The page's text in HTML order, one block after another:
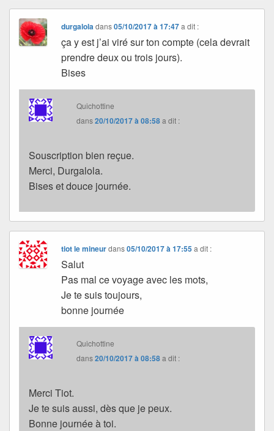
durgalola dans05/10/2017 à 17:47 a dit :
ça y est j’ai viré sur ton compte (cela devrait
prendre deux ou trois jours).
Bises
Quichottine
dans20/10/2017 à 08:58a dit :
Souscription bien reçue.
Merci, Durgalola.
Bises et douce journée.
tiot le mineurdans05/10/2017 à 17:55 a dit :
Salut
Pas mal ce voyage avec les mots,
Je te suis toujours,
bonne journée
Quichottine
dans20/10/2017 à 08:58a dit :
Merci Tiot.
Je te suis aussi, dès que je peux.
Bonne journée à toi.